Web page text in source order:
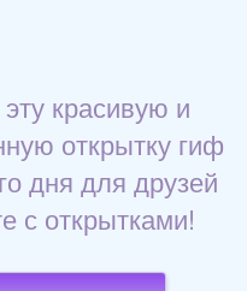
красивую и
открытку гиф
дня для друзей
с открытками!